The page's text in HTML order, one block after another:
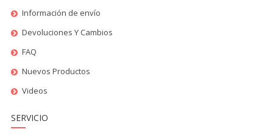
Información de envío
Devoluciones Y Cambios
FAQ
Nuevos Productos
Videos
SERVICIO